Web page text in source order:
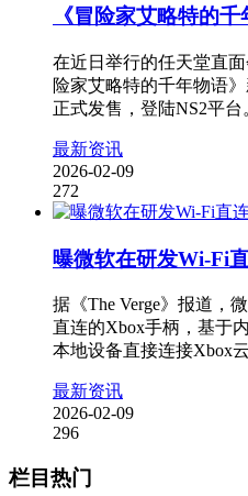
《冒险家艾略特的
在近日举行的任天堂直
险家艾略特的千年物语
正式发售，登陆NS2平台
最新资讯
2026-02-09
272
曝微软在研发Wi-Fi
据《The Verge》报道，
直连的Xbox手柄，基于
本地设备直接连接Xbox
最新资讯
2026-02-09
296
栏目热门